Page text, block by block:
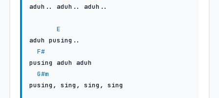
aduh.. aduh.. aduh..
E
aduh pusing..
F#
pusing aduh aduh
G#m
pusing, sing, sing, sing